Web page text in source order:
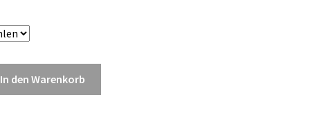
In den Warenkorb